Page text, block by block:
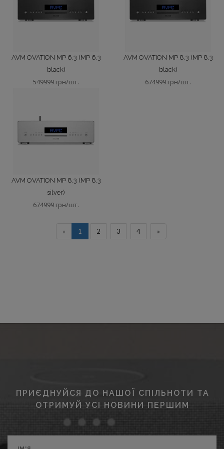
AVM OVATION MP 6.3 (MP 6.3
black)
549999 грн/шт.
AVM OVATION MP 8.3 (MP 8.3
black)
674999 грн/шт.
AVM OVATION MP 8.3 (MP 8.3
silver)
674999 грн/шт.
« 1 2 3 4 »
ПРИЄДНУЙСЯ ДО НАШОЇ СПІЛЬНОТИ ТА
ОТРИМУЙ УСІ НОВИНИ ПЕРШИМ